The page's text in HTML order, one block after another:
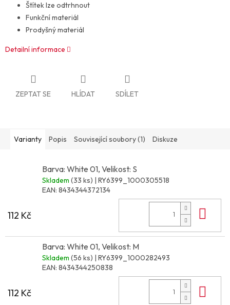
Štítek lze odtrhnout
Funkční materiál
Prodyšný materiál
Detailní informace
ZEPTAT SE HLÍDAT SDÍLET
Varianty Popis Související soubory (1) Diskuze
Barva: White 01, Velikost: S
Skladem (33 ks) | RY6399_1000305518
EAN: 8434344372134
112 Kč
Barva: White 01, Velikost: M
Skladem (56 ks) | RY6399_1000282493
EAN: 8434344250838
112 Kč